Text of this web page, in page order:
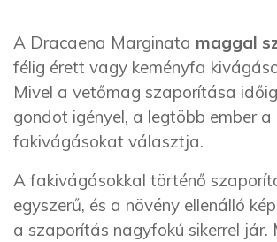
A Dracaena Marginata maggal
félig érett vagy keményfa
Mivel a vetőmag szaporítása
gondot igényel, a legtöbb ember a
fakivágásokat választja.
A fakivágásokkal történő
egyszerű, és a növény ellenálló
a szaporítás nagyfokú sikerrel jár.